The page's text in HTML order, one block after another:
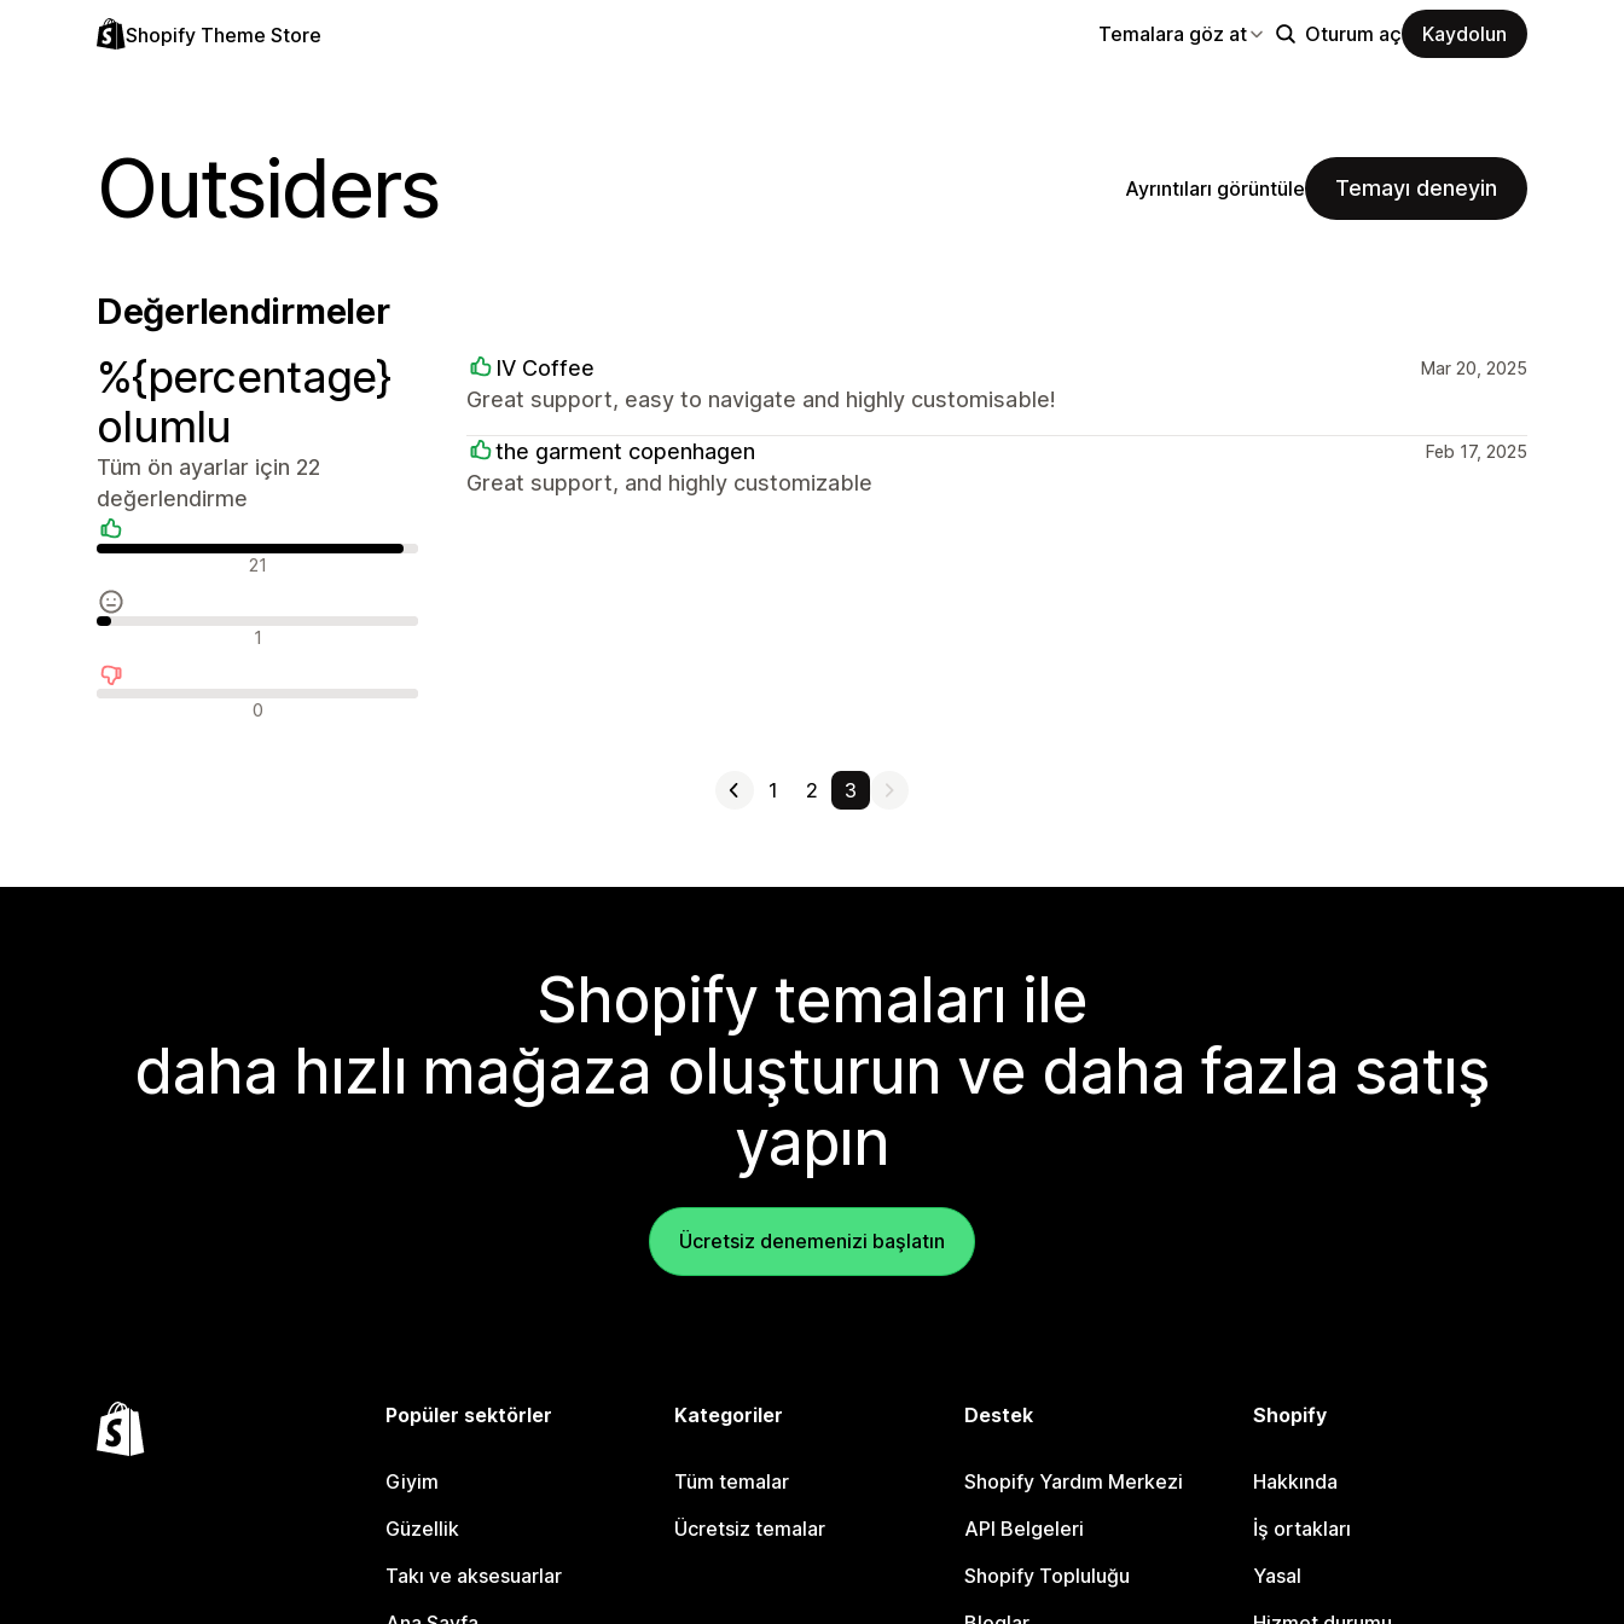
Shopify Theme Store Temalara göz at Oturum aç Kaydolun
Outsiders Ayrıntıları görüntüle Temayı deneyin
Değerlendirmeler
%{percentage}
olumlu
Tüm ön ayarlar için 22
değerlendirme
Olumlu değerlendirmeler
21
Nötr değerlendirmeler
1
Olumsuz değerlendirmeler
0
IV Coffee Mar 20, 2025
Great support, easy to navigate and highly customisable!
the garment copenhagen Feb 17, 2025
Great support, and highly customizable
1 2 3
Shopify temaları ile
daha hızlı mağaza oluşturun ve daha fazla satış
yapın
Ücretsiz denemenizi başlatın
Popüler sektörler
Giyim
Güzellik
Takı ve aksesuarlar
Kategoriler
Tüm temalar
Ücretsiz temalar
Destek
Shopify Yardım Merkezi
API Belgeleri
Shopify Topluluğu
Shopify
Hakkında
İş ortakları
Yasal